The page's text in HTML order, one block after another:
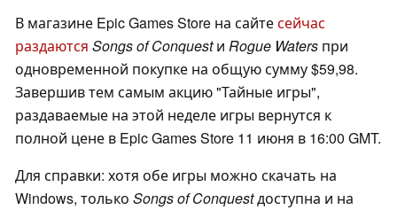
В магазине Epic Games Store на сайтесейчас
раздаются Songs of Conquestи Rogue Waters при
одновременной покупке на общую сумму $59,98.
Завершив тем самым акцию "Тайные игры",
раздаваемые на этой неделе игры вернутся к
полной цене в Epic Games Store 11 июня в 16:00 GMT.
Для справки: хотя обе игры можно скачать на
Windows, только Songs of Conquestдоступна и на